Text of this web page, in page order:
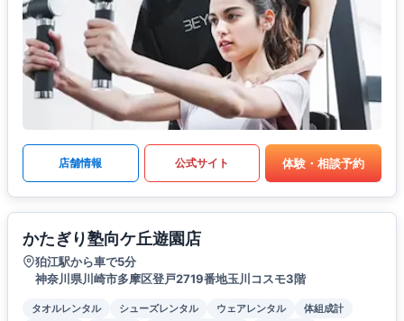
店舗情報 公式サイト 体験・相談予約
かたぎり塾向ケ丘遊園店
狛江駅から車で5分
神奈川県川崎市多摩区登戸2719番地玉川コスモ3階
タオルレンタル シューズレンタル ウェアレンタル
体組成計